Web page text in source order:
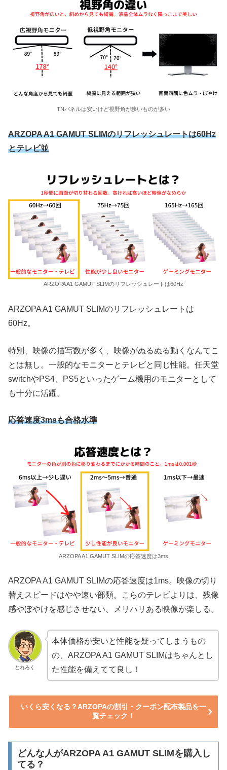
TNパネルは安いけど視野角が狭いものが多い
ARZOPA A1 GAMUT SLIMのリフレッシュレートは60Hz
とテレビ並
ARZOPA A1 GAMUT SLIMのリフレッシュレートは60Hz
ARZOPA A1 GAMUT SLIMのリフレッシュレートは
60Hz。
特別、映像の描写数が多く、映像がぬるぬる動くなんてこ
とは無し。一般的なモニターとテレビと同じ性能。任天堂
switchやPS4、PS5といったゲーム機用のモニターとして
も十分に活躍。
応答速度3msも合格水準
ARZOPA A1 GAMUT SLIMの応答速度は3ms
ARZOPA A1 GAMUT SLIMの応答速度は1ms。映像の切り
替えスピードはやや速い部類。こらのテレビよりは、残像
感やぼやけを感じさせない、メリハリある映像が楽しる。
とれろく
本体価格が安いと性能を疑ってしまうもの
の、ARZOPA A1 GAMUT SLIMはちゃんとし
た性能を備えてて良し！
いくら安くなる？ARZOPAの割引・クーポン配布製品を一
覧チェック！
どんな人がARZOPA A1 GAMUT SLIMを購入し
てる？